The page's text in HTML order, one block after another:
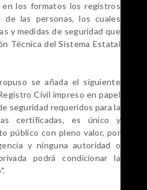
los formatos los registros
las personas, los cuales
y medidas de seguridad que
Técnica del Sistema Estatal
se añada el siguiente
Civil impreso en papel
seguridad requeridos para la
certificadas, es único y
público con pleno valor, por
y ninguna autoridad o
podrá condicionar la